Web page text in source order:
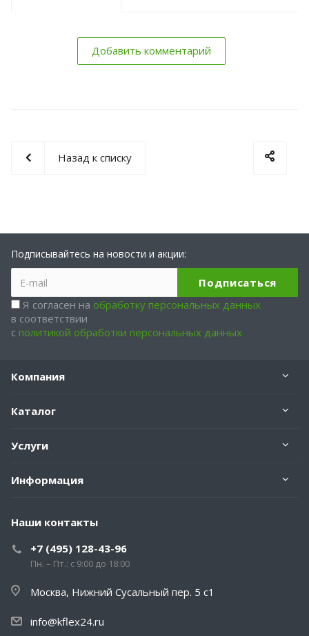
Добавить комментарий
Назад к списку
Подписывайтесь на новости и акции:
Я согласен на обработку персональных данных
в соответствии
с политикой обработки персональных данных
Компания
Каталог
Услуги
Информация
Наши контакты
+7 (495) 128-43-96
Пн. – Пт.: с 9:00 до 18:00
Москва, Нижний Сусальный пер. 5 с1
info@kflex24.ru